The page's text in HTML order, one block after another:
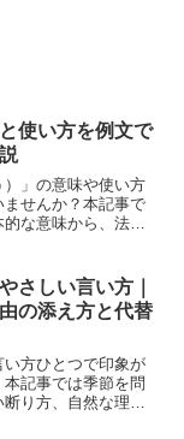
使い方を例文で
）」の意味や使い方
せんか？本記事で
な意味から、法
れにくい理由や、
も紹介。正確な日
い方に役立つ内容
さしい言い方｜
の添え方と代替
方ひとつで印象が
記事では季節を問
り方、自然な理由